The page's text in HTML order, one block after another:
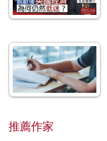
推薦作家